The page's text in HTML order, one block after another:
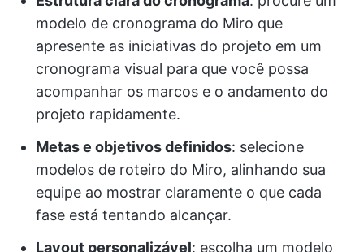
modelo de cronograma do Miro que
apresente as iniciativas do projeto em um
cronograma visual para que você possa
acompanhar os marcos e o andamento do
projeto rapidamente.
Metas e objetivos definidos: selecione
modelos de roteiro do Miro, alinhando sua
equipe ao mostrar claramente o que cada
fase está tentando alcançar.
Layout personalizável: escolha um modelo